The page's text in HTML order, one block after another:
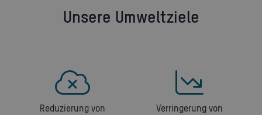
Unsere Umweltziele
Reduzierung von
Verringerung von